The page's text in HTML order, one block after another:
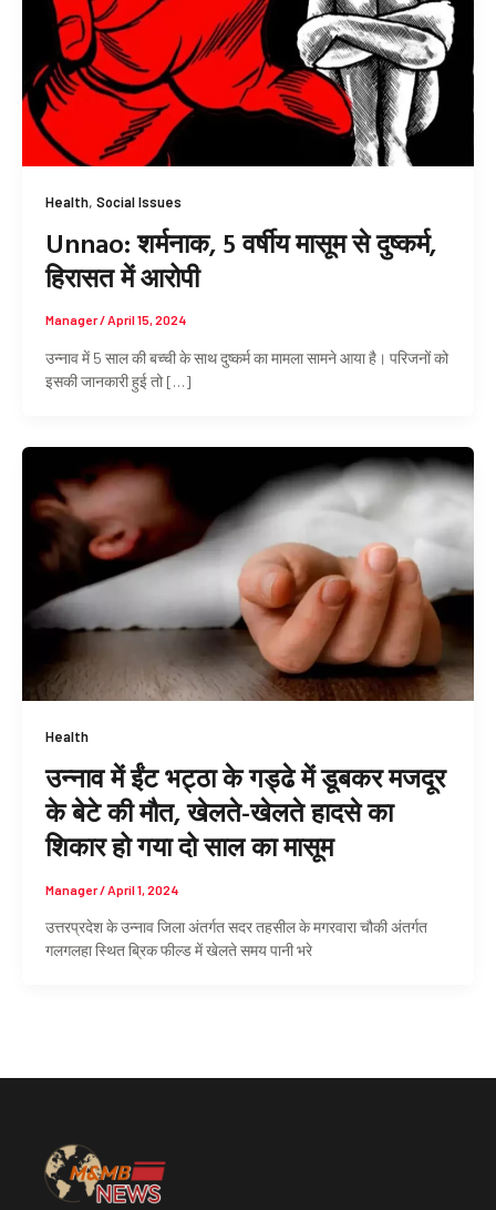
Health, Social Issues
Unnao: शर्मनाक, 5 वर्षीय मासूम से दुष्कर्म,
हिरासत में आरोपी
Manager/April 15, 2024
उन्नाव में 5 साल की बच्ची के साथ दुष्कर्म का मामला सामने आया है। परिजनों को
इसकी जानकारी हुई तो […]
Health
उन्‍नाव में ईंट भट्ठा के गड्ढे में डूबकर मजदूर
के बेटे की मौत, खेलते-खेलते हादसे का
शिकार हो गया दो साल का मासूम
Manager/ April 1, 2024
उत्तरप्रदेश के उन्नाव जिला अंतर्गत सदर तहसील के मगरवारा चौकी अंतर्गत
गलगलहा स्थित ब्रिक फील्ड में खेलते समय पानी भरे